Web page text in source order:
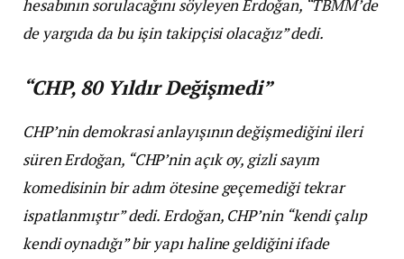
hesabının sorulacağını söyleyen Erdoğan, “TBMM’de
de yargıda da bu işin takipçisi olacağız” dedi.
“CHP, 80 Yıldır Değişmedi”
CHP’nin demokrasi anlayışının değişmediğini ileri
süren Erdoğan, “CHP’nin açık oy, gizli sayım
komedisinin bir adım ötesine geçemediği tekrar
ispatlanmıştır” dedi. Erdoğan, CHP’nin “kendi çalıp
kendi oynadığı” bir yapı haline geldiğini ifade